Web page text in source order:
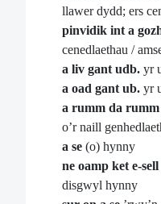
llawer dydd; ers
pinvidik int a
cenedlaethau /
a liv gant udb. yr
a oad gant ub. yr
a rumm da rumm
o’r naill
a se (o) hynny
ne oamp ket e-sell
disgwyl hynny